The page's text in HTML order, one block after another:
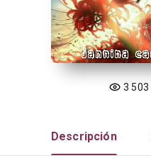
3 503
Descripción